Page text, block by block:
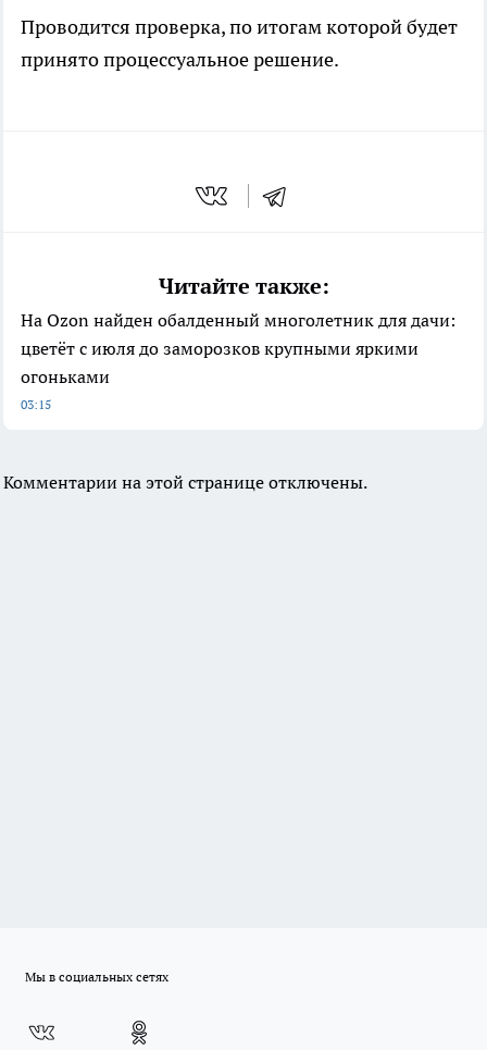
Проводится проверка, по итогам которой будет
принято процессуальное решение.
Читайте также:
На Ozon найден обалденный многолетник для дачи:
цветёт с июля до заморозков крупными яркими
огоньками
03:15
Комментарии на этой странице отключены.
Мы в социальных сетях